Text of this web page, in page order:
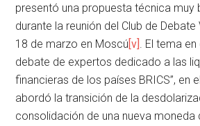
presentó una propuesta técnica muy
durante la reunión del Club de
18 de marzo en Moscú[v] . El tema
debate de expertos dedicado a las
financieras de los países BRICS”, en
abordó la transición de la
consolidación de una nueva moneda